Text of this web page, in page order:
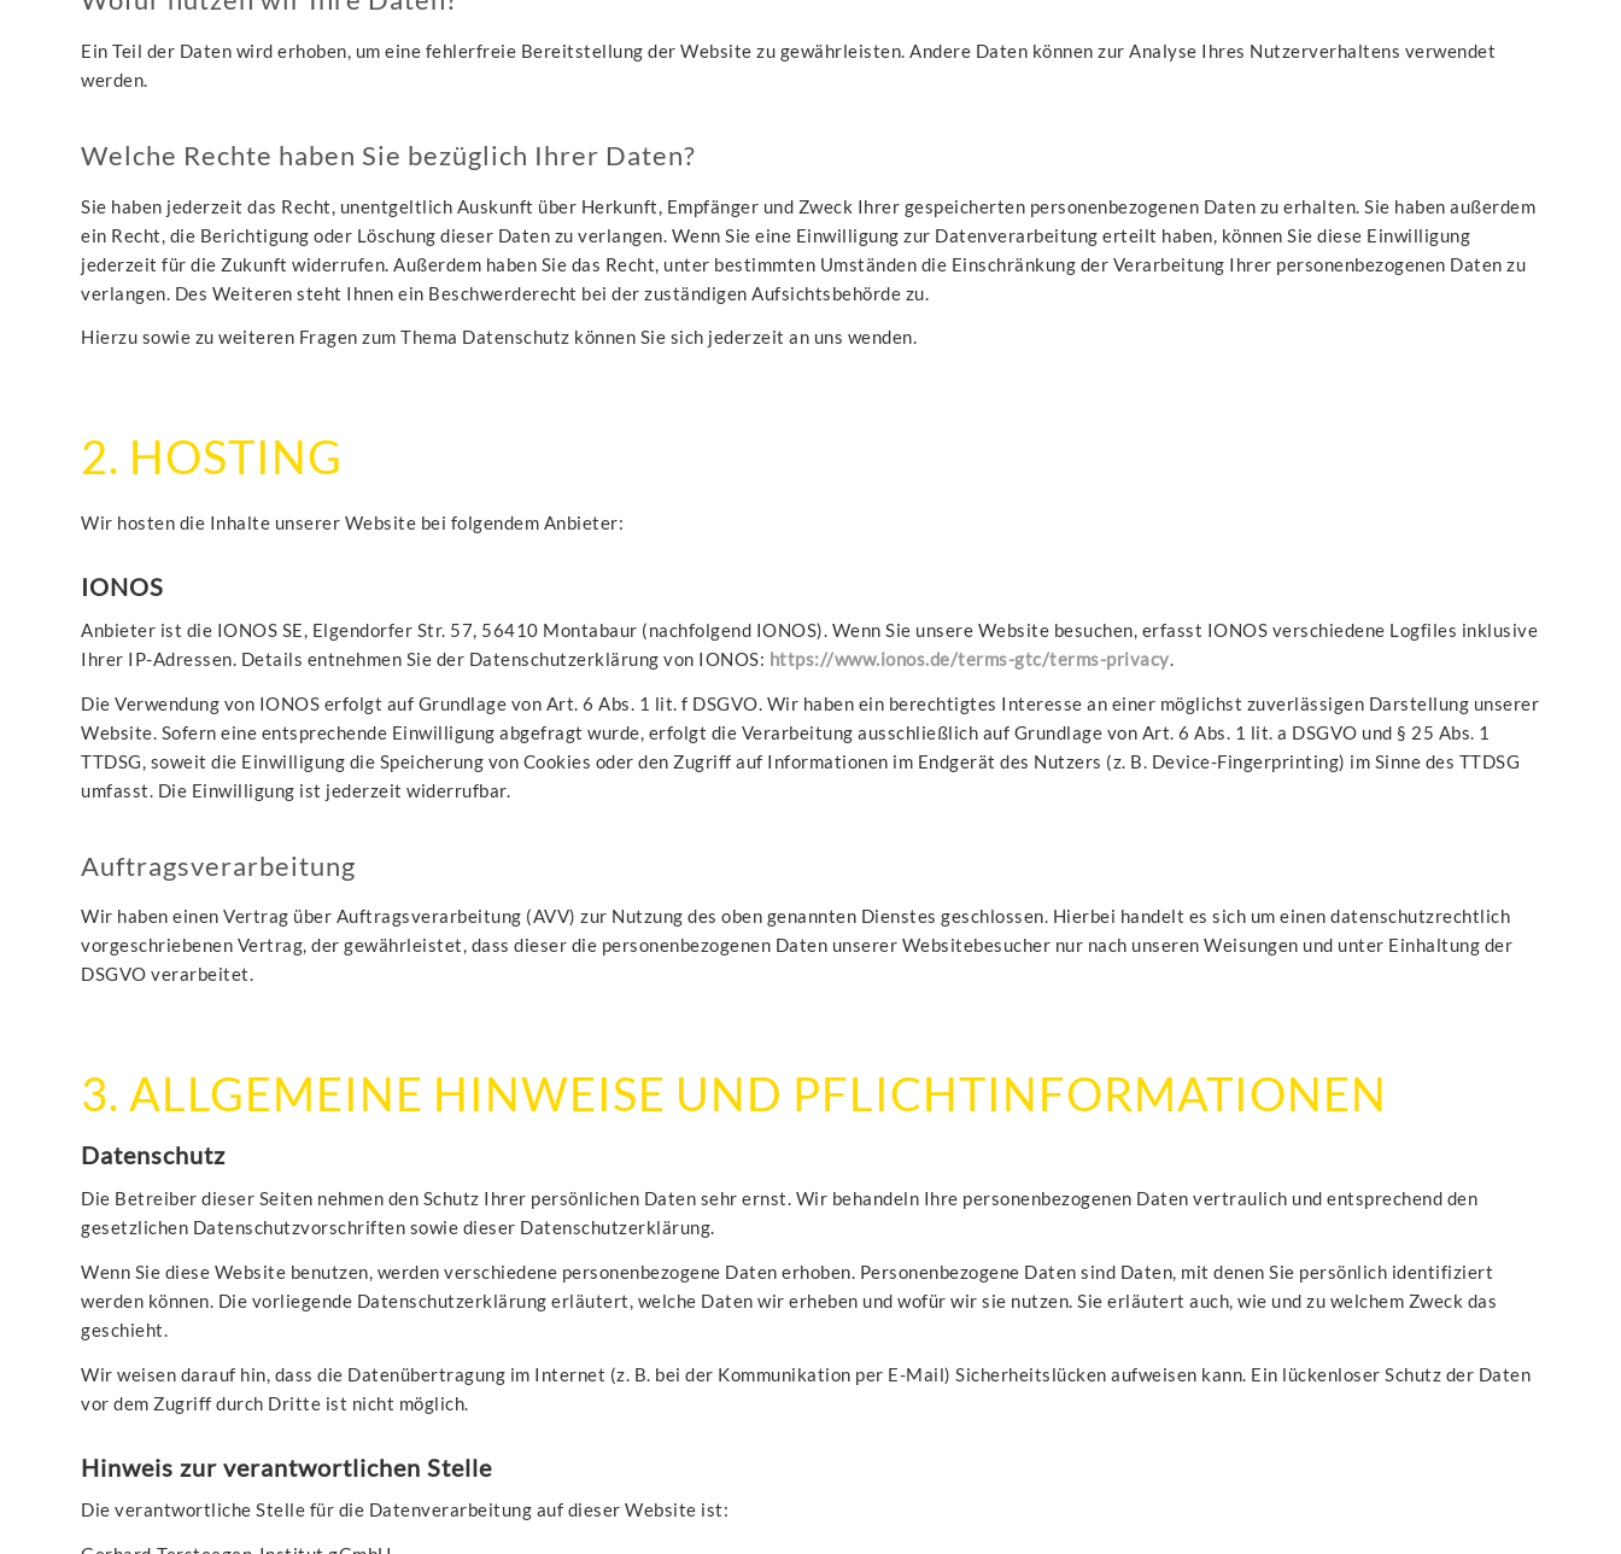
Ein Teil der Daten wird erhoben, um eine fehlerfreie Bereitstellung der Website zu gewährleisten. Andere Daten können zur Analyse Ihres Nutzerverhaltens verwendet
werden.
Welche Rechte haben Sie bezüglich Ihrer Daten?
Sie haben jederzeit das Recht, unentgeltlich Auskunft über Herkunft, Empfänger und Zweck Ihrer gespeicherten personenbezogenen Daten zu erhalten. Sie haben außerdem
ein Recht, die Berichtigung oder Löschung dieser Daten zu verlangen. Wenn Sie eine Einwilligung zur Datenverarbeitung erteilt haben, können Sie diese Einwilligung
jederzeit für die Zukunft widerrufen. Außerdem haben Sie das Recht, unter bestimmten Umständen die Einschränkung der Verarbeitung Ihrer personenbezogenen Daten zu
verlangen. Des Weiteren steht Ihnen ein Beschwerderecht bei der zuständigen Aufsichtsbehörde zu.
Hierzu sowie zu weiteren Fragen zum Thema Datenschutz können Sie sich jederzeit an uns wenden.
2. HOSTING
Wir hosten die Inhalte unserer Website bei folgendem Anbieter:
IONOS
Anbieter ist die IONOS SE, Elgendorfer Str. 57, 56410 Montabaur (nachfolgend IONOS). Wenn Sie unsere Website besuchen, erfasst IONOS verschiedene Logfiles inklusive
Ihrer IP-Adressen. Details entnehmen Sie der Datenschutzerklärung von IONOS: https://www.ionos.de/terms-gtc/terms-privacy.
Die Verwendung von IONOS erfolgt auf Grundlage von Art. 6 Abs. 1 lit. f DSGVO. Wir haben ein berechtigtes Interesse an einer möglichst zuverlässigen Darstellung unserer
Website. Sofern eine entsprechende Einwilligung abgefragt wurde, erfolgt die Verarbeitung ausschließlich auf Grundlage von Art. 6 Abs. 1 lit. a DSGVO und § 25 Abs. 1
TTDSG, soweit die Einwilligung die Speicherung von Cookies oder den Zugriff auf Informationen im Endgerät des Nutzers (z. B. Device-Fingerprinting) im Sinne des TTDSG
umfasst. Die Einwilligung ist jederzeit widerrufbar.
Auftragsverarbeitung
Wir haben einen Vertrag über Auftragsverarbeitung (AVV) zur Nutzung des oben genannten Dienstes geschlossen. Hierbei handelt es sich um einen datenschutzrechtlich
vorgeschriebenen Vertrag, der gewährleistet, dass dieser die personenbezogenen Daten unserer Websitebesucher nur nach unseren Weisungen und unter Einhaltung der
DSGVO verarbeitet.
3. ALLGEMEINE HINWEISE UND PFLICHT­INFORMATIONEN
Datenschutz
Die Betreiber dieser Seiten nehmen den Schutz Ihrer persönlichen Daten sehr ernst. Wir behandeln Ihre personenbezogenen Daten vertraulich und entsprechend den
gesetzlichen Datenschutzvorschriften sowie dieser Datenschutzerklärung.
Wenn Sie diese Website benutzen, werden verschiedene personenbezogene Daten erhoben. Personenbezogene Daten sind Daten, mit denen Sie persönlich identifiziert
werden können. Die vorliegende Datenschutzerklärung erläutert, welche Daten wir erheben und wofür wir sie nutzen. Sie erläutert auch, wie und zu welchem Zweck das
geschieht.
Wir weisen darauf hin, dass die Datenübertragung im Internet (z. B. bei der Kommunikation per E-Mail) Sicherheitslücken aufweisen kann. Ein lückenloser Schutz der Daten
vor dem Zugriff durch Dritte ist nicht möglich.
Hinweis zur verantwortlichen Stelle
Die verantwortliche Stelle für die Datenverarbeitung auf dieser Website ist: